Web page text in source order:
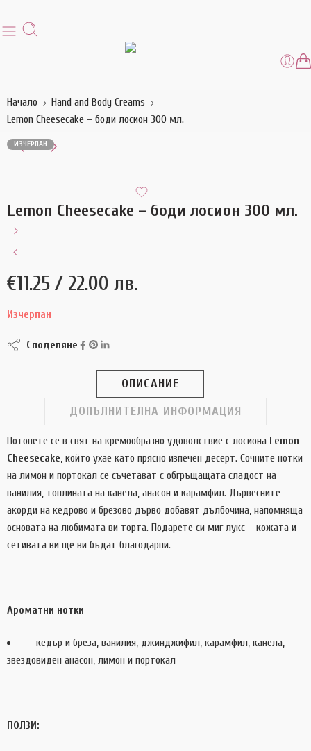
Начало
Hand and Body Creams
Lemon Cheesecake – боди лосион 300 мл.
ИЗЧЕРПАН
Lemon Cheesecake – боди лосион 300 мл.
€11.25 / 22.00 лв.
Изчерпан
Споделяне
ОПИСАНИЕ
ДОПЪЛНИТЕЛНА ИНФОРМАЦИЯ
Потопете се в свят на кремообразно удоволствие с лосиона Lemon
Cheesecake, който ухае като прясно изпечен десерт. Сочните нотки
на лимон и портокал се съчетават с обгръщащата сладост на
ванилия, топлината на канела, анасон и карамфил. Дървесните
акорди на кедрово и брезово дърво добавят дълбочина, напомняща
основата на любимата ви торта. Подарете си миг лукс – кожата и
сетивата ви ще ви бъдат благодарни.
Ароматни нотки
кедър и бреза, ванилия, джинджифил, карамфил, канела,
звездовиден анасон, лимон и портокал
ПОЛЗИ: